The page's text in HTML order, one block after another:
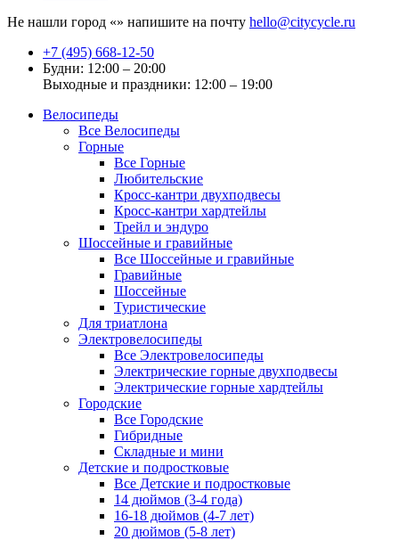
Не нашли город «» напишите на почту hello@citycycle.ru
+7 (495) 668-12-50
Будни: 12:00 – 20:00
Выходные и праздники: 12:00 – 19:00
Велосипеды
Все Велосипеды
Горные
Все Горные
Любительские
Кросс-кантри двухподвесы
Кросс-кантри хардтейлы
Трейл и эндуро
Шоссейные и гравийные
Все Шоссейные и гравийные
Гравийные
Шоссейные
Туристические
Для триатлона
Электровелосипеды
Все Электровелосипеды
Электрические горные двухподвесы
Электрические горные хардтейлы
Городские
Все Городские
Гибридные
Складные и мини
Детские и подростковые
Все Детские и подростковые
14 дюймов (3-4 года)
16-18 дюймов (4-7 лет)
20 дюймов (5-8 лет)